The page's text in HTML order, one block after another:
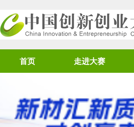
首页 走进大赛